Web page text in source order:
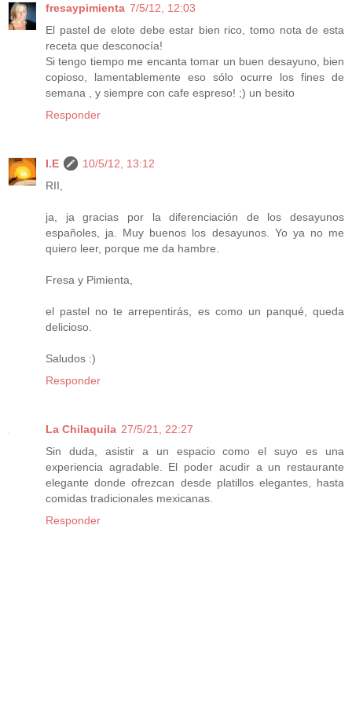
fresaypimienta 7/5/12, 12:03
El pastel de elote debe estar bien rico, tomo nota de esta
receta que desconocía!
Si tengo tiempo me encanta tomar un buen desayuno, bien
copioso, lamentablemente eso sólo ocurre los fines de
semana , y siempre con cafe espreso! ;) un besito
Responder
I.E
10/5/12, 13:12
RII,
ja, ja gracias por la diferenciación de los desayunos
españoles, ja. Muy buenos los desayunos. Yo ya no me
quiero leer, porque me da hambre.
Fresa y Pimienta,
el pastel no te arrepentirás, es como un panqué, queda
delicioso.
Saludos :)
Responder
La Chilaquila 27/5/21, 22:27
Sin duda, asistir a un espacio como el suyo es una
experiencia agradable. El poder acudir a un restaurante
elegante donde ofrezcan desde platillos elegantes, hasta
comidas tradicionales mexicanas.
Responder